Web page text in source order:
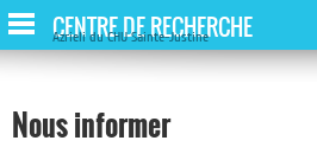
CENTRE DE RECHERCHE
Azrieli du CHU Sainte-Justine
Nous informer